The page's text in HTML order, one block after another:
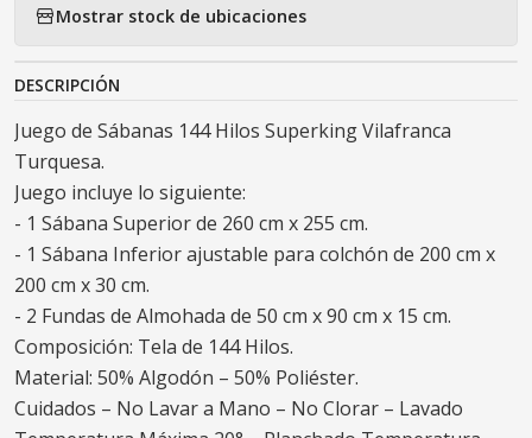
Mostrar stock de ubicaciones
DESCRIPCIÓN
Juego de Sábanas 144 Hilos Superking Vilafranca
Turquesa.
Juego incluye lo siguiente:
- 1 Sábana Superior de 260 cm x 255 cm.
- 1 Sábana Inferior ajustable para colchón de 200 cm x
200 cm x 30 cm.
- 2 Fundas de Almohada de 50 cm x 90 cm x 15 cm.
Composición: Tela de 144 Hilos.
Material: 50% Algodón – 50% Poliéster.
Cuidados – No Lavar a Mano – No Clorar – Lavado